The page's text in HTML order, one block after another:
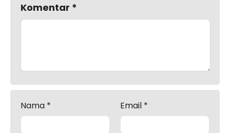
Komentar *
Nama * Email *